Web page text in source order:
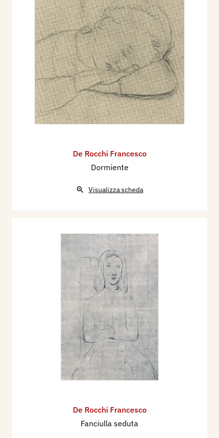
Nel 1928 partecipa alla XVI Esposizione
Internazionale d'Arte della Città di Venezia, con 2
dipinti
Dal 18 novembre al 30 dicembre 1928 partecipa
alla I^ Esposizione del Sindacato Lombardo, il
dipinto La fantesca.
Nel 1930 partecipa alla XVII Esposizione
Internazionale d'Arte della Città di Venezia, con
due dipinti: Sofferenza materna, Bambina
povera.
Internazionale d'Arte della Città di Venezia, con il
dipinto: Figura del Concerto.
IV° Mostra d’Arte del Sindacato regionale
Venere che si specchia, Figura.
Nel 1934 partecipa alla XIX Esposizione
Biennale Internazionale d'Arte di Venezia, con i
dipinti: Ritratto di mia moglie, Piccolo Santo, Mia
figlia, Comitiva nel bosco, La Madonna della
Nel 1936 partecipa alla XX Esposizione Biennale
Internazionale d'Arte di Venezia, con 5 dipinti.
Nel 1938 partecipa alla XXI Esposizione
Biennale Internazionale d'Arte di Venezia, con 11
Bergamo, nel Palazzo della Ragione, con il
dipinto: Paesaggio d'Assisi.
De Rocchi Francesco
Dormiente
Visualizza scheda
De Rocchi Francesco
Fanciulla seduta